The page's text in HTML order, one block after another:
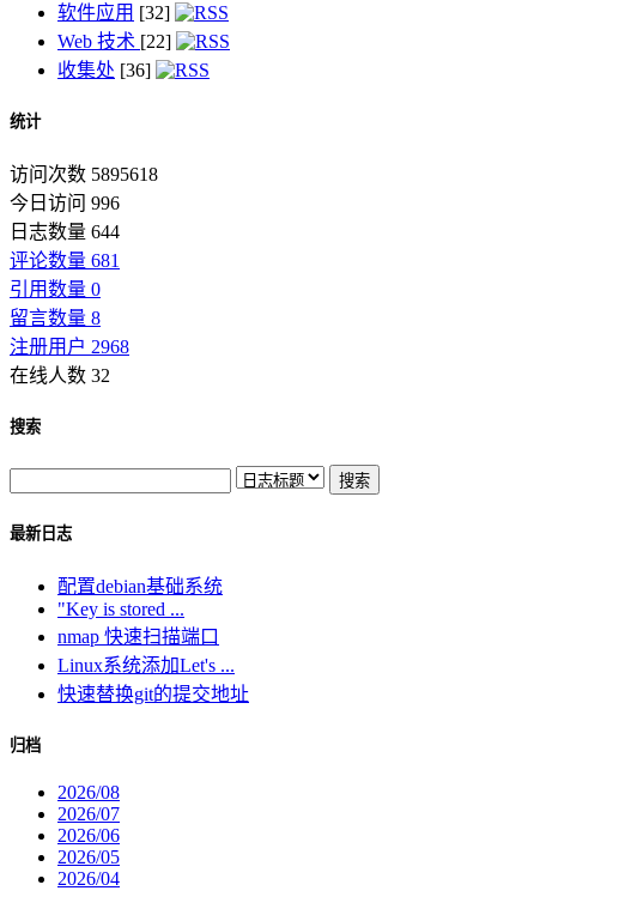
软件应用 [32]
Web 技术 [22]
收集处 [36]
统计
访问次数 5895618
今日访问 996
日志数量 644
评论数量 681
引用数量 0
留言数量 8
注册用户 2968
在线人数 32
搜索
最新日志
配置debian基础系统
"Key is stored ...
nmap 快速扫描端口
Linux系统添加Let's ...
快速替换git的提交地址
归档
2026/08
2026/07
2026/06
2026/05
2026/04